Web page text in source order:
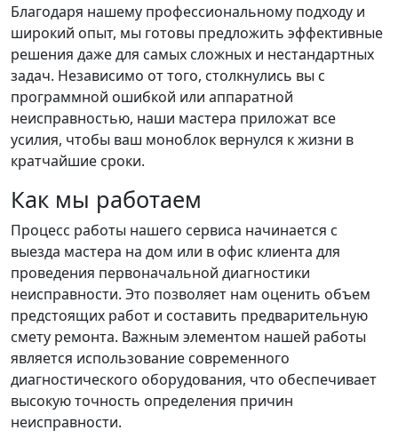
Благодаря нашему профессиональному подходу и
широкий опыт, мы готовы предложить эффективные
решения даже для самых сложных и нестандартных
задач. Независимо от того, столкнулись вы с
программной ошибкой или аппаратной
неисправностью, наши мастера приложат все
усилия, чтобы ваш моноблок вернулся к жизни в
кратчайшие сроки.
Как мы работаем
Процесс работы нашего сервиса начинается с
выезда мастера на дом или в офис клиента для
проведения первоначальной диагностики
неисправности. Это позволяет нам оценить объем
предстоящих работ и составить предварительную
смету ремонта. Важным элементом нашей работы
является использование современного
диагностического оборудования, что обеспечивает
высокую точность определения причин
неисправности.